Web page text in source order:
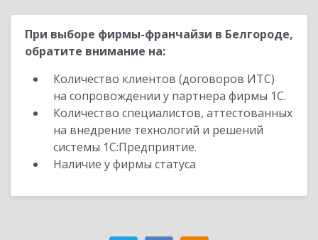
При выборе фирмы-франчайзи в Белгороде,
обратите внимание на:
Количество клиентов (договоров ИТС)
на сопровождении у партнера фирмы 1С.
Количество специалистов, аттестованных
на внедрение технологий и решений
системы 1С:Предприятие.
Наличие у фирмы статуса